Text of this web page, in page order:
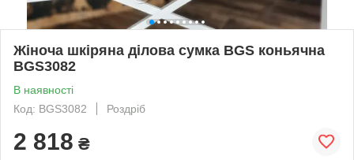
Жіноча шкіряна ділова сумка BGS коньячна
BGS3082
В наявності
Код: BGS3082
Роздріб
2 818 ₴